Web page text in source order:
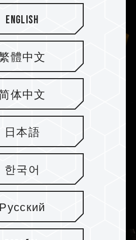
Kühlungsdesign
RGB DDR5 ist mit
Silikon und
Kühlungsdesign für
stabileren PMIC-Betrieb
English
體中文
体中文
日本語
한국어
Русский